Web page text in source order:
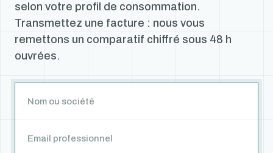
selon votre profil de consommation.
Transmettez une facture : nous vous
remettons un comparatif chiffré sous 48 h
ouvrées.